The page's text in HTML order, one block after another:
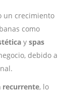
un crecimiento
como
y spas
debido a
recurrente, lo